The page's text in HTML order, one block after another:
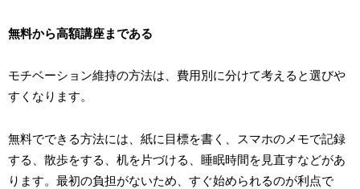
無料から高額講座まである
モチベーション維持の方法は、費用別に分けて考えると選びや
すくなります。
無料でできる方法には、紙に目標を書く、スマホのメモで記録
する、散歩をする、机を片づける、睡眠時間を見直すなどがあ
ります。最初の負担がないため、すぐ始められるのが利点で